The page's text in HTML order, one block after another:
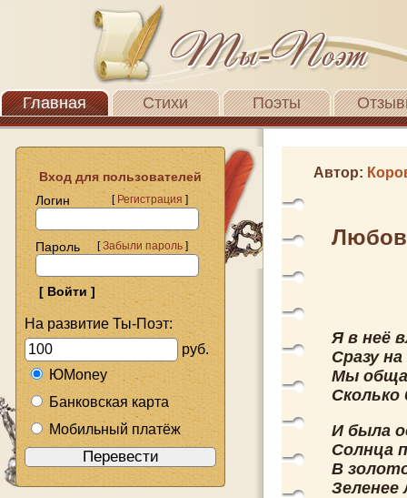
Главная Стихи Поэты
Вход для пользователей
Логин
[Регистрация]
Пароль [Забыли пароль]
На развитие Ты-Поэт:
руб.
ЮMoney
Банковская карта
Мобильный платёж
Автор:
Я в неё
Сразу
Мы
И была
Солнца
В
Зеленее